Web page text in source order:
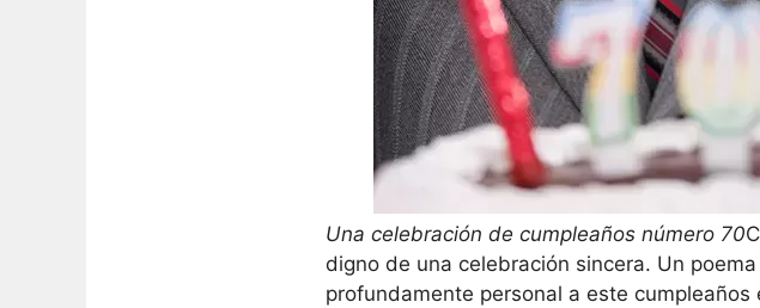
Una celebración de cumpleaños número 70
digno de una celebración sincera. Un
profundamente personal a este